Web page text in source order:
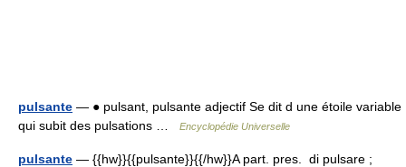
pulsante — ● pulsant, pulsante adjectif Se dit d une étoile variable
qui subit des pulsations …
Encyclopédie Universelle
pulsante — {{hw}}{{pulsante}}{{/hw}}A part. pres. di pulsare ;